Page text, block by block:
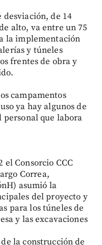
desviación, de 14
alto, va entre un 75
la implementación
y túneles
frentes de obra y
campamentos
ya hay algunos de
que labora
Consorcio CCC
Correa,
asumió la
del proyecto y
para los túneles de
y las excavaciones
la construcción de